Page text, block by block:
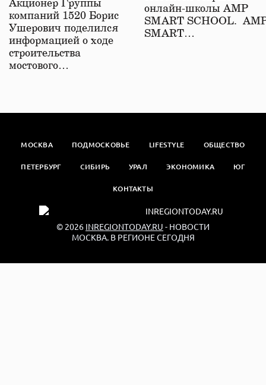
Акционер Группы
компаний 1520 Борис
Ушерович поделился
информацией о ходе
строительства
мостового…
онлайн-школы АМР
SMART SCHOOL.
SMART…
МОСКВА ПОДМОСКОВЬЕ LIFESTYLE ОБЩЕСТВО
ПЕТЕРБУРГ СИБИРЬ УРАЛ ЭКОНОМИКА ЮГ
КОНТАКТЫ
© 2026 INREGIONTODAY.RU - НОВОСТИ
МОСКВА. В РЕГИОНЕ СЕГОДНЯ